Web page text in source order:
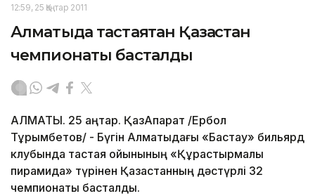
12:59, 25 Қаңтар 2011
Алматыда тастаяқтан Қазақстан
чемпионаты басталды
АЛМАТЫ. 25 қаңтар. ҚазАқпарат /Ербол
Тұрымбетов/ - Бүгін Алматыдағы «Бастау» бильярд
клубында тастаяқ ойынының «Құрастырмалы
пирамида» түрінен Қазақстанның дәстүрлі 32
чемпионаты басталды.